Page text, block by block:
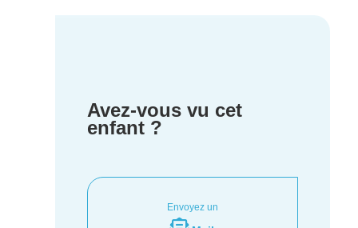
Avez-vous vu cet
enfant ?
Envoyez un